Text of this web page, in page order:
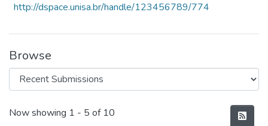
http://dspace.unisa.br/handle/123456789/774
Browse
Recent Submissions
Now showing 1 - 5 of 10